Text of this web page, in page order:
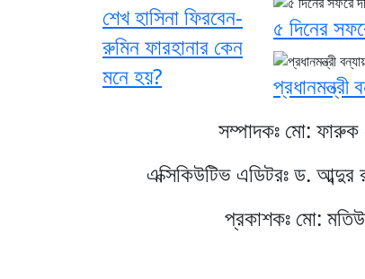
৫ দিনের
শেখ হাসিনা ফিরবেন-
রুমিন ফারহানার কেন
মনে হয়?
সম্পাদকঃ মো:
এক্সিকিউটিভ এডিটরঃ ড. আব্দুর
প্রকাশকঃ মো: